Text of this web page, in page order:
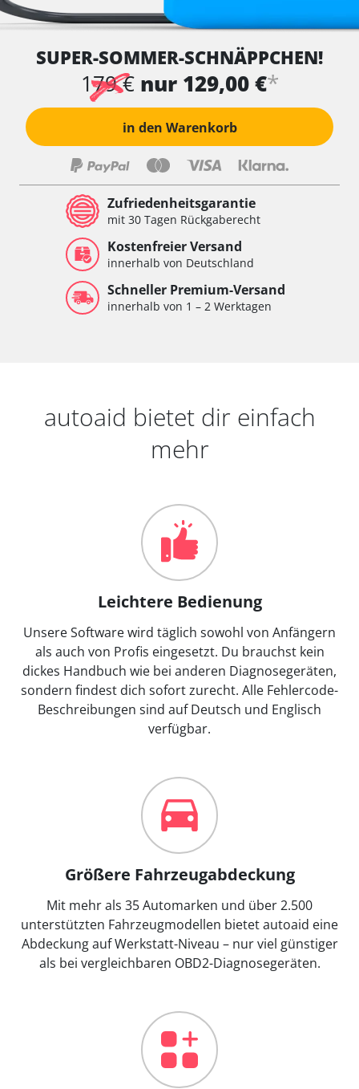
SUPER-SOMMER-SCHNÄPPCHEN!
179 € nur 129,00 €*
in den Warenkorb
Zufriedenheitsgarantie
mit 30 Tagen Rückgaberecht
Kostenfreier Versand
innerhalb von Deutschland
Schneller Premium-Versand
innerhalb von 1 – 2 Werktagen
autoaid bietet dir einfach
mehr
Leichtere Bedienung
Unsere Software wird täglich sowohl von Anfängern
als auch von Profis eingesetzt. Du brauchst kein
dickes Handbuch wie bei anderen Diagnosegeräten,
sondern findest dich sofort zurecht. Alle Fehlercode-
Beschreibungen sind auf Deutsch und Englisch
verfügbar.
Größere Fahrzeugabdeckung
Mit mehr als 35 Automarken und über 2.500
unterstützten Fahrzeugmodellen bietet autoaid eine
Abdeckung auf Werkstatt-Niveau – nur viel günstiger
als bei vergleichbaren OBD2-Diagnosegeräten.